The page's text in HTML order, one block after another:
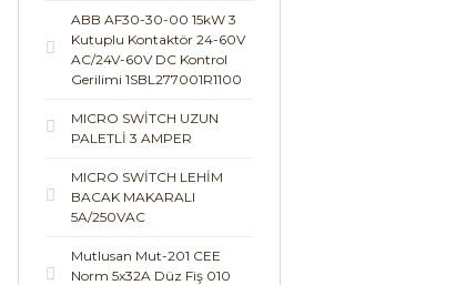
ABB AF30-30-00 15kW 3
Kutuplu Kontaktör 24-60V
AC/24V-60V DC Kontrol
Gerilimi 1SBL277001R1100
MICRO SWİTCH UZUN
PALETLİ 3 AMPER
MICRO SWİTCH LEHİM
BACAK MAKARALI
5A/250VAC
Mutlusan Mut-201 CEE
Norm 5x32A Düz Fiş 010